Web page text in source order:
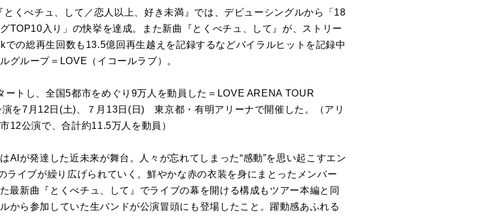
くべチュ、して／恋人以上、好き未満』では、デビューシングルから「18
TOP10入り」の快挙を達成。また新曲『とくべチュ、して』が、ストリー
での総再生回数も13.5億回再生越えを記録するなどバイラルヒットを記録中
グループ＝LOVE（イコールラブ）。
ートし、全国5都市をめぐり9万人を動員した＝LOVE ARENA TOUR
を7月12日(土)、７月13日(日) 東京都・有明アリーナで開催した。（アリ
12公演で、合計約11.5万人を動員）
AIが発達した近未来が舞台。人々が忘れてしまった“感動”を思い起こすエン
ライブが繰り広げられていく。鮮やかな赤の衣装を身にまとったメンバー
最新曲『とくべチュ、して』でライブの幕を開ける構成もツアー本編と同
から参加していた生バンドが公演冒頭にも登場したこと。躍動感あふれる